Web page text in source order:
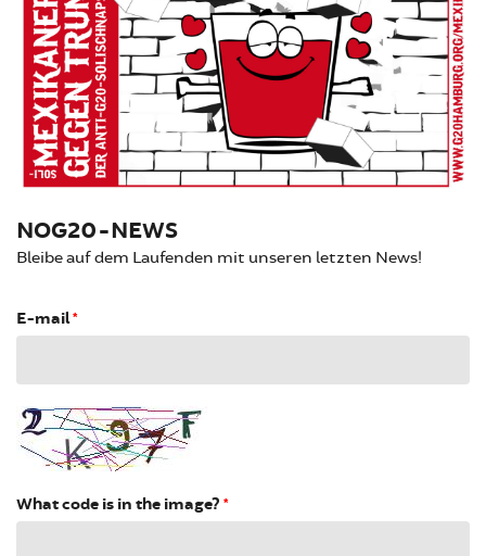
NOG20-NEWS
Bleibe auf dem Laufenden mit unseren letzten News!
E-mail*
What code is in the image? *